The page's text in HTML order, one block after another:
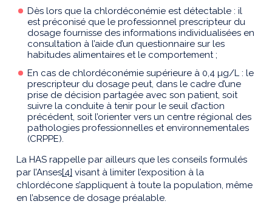
Dès lors que la chlordéconémie est détectable : il
est préconisé que le professionnel prescripteur du
dosage fournisse des informations individualisées en
consultation à l’aide d’un questionnaire sur les
habitudes alimentaires et le comportement ;
En cas de chlordéconémie supérieure à 0,4 µg/L : le
prescripteur du dosage peut, dans le cadre d’une
prise de décision partagée avec son patient, soit
suivre la conduite à tenir pour le seuil d’action
précédent, soit l’orienter vers un centre régional des
pathologies professionnelles et environnementales
(CRPPE).
La HAS rappelle par ailleurs que les conseils formulés
par l’Anses[4] visant à limiter l’exposition à la
chlordécone s’appliquent à toute la population, même
en l’absence de dosage préalable.